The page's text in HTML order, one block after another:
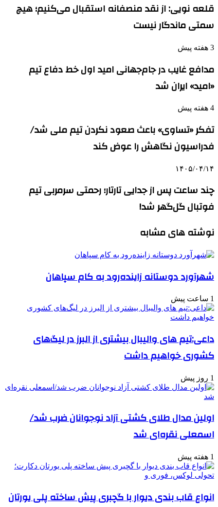
قلعه نویی: از نقد منصفانه استقبال می‌کنیم؛ هیچ
سمتی ماندگار نیست
3 هفته پیش
مدافع غایب در جام‌جهانی امید اول خط دفاع تیم
«امید» ایران شد
4 هفته پیش
تفکر «تساوی» باعث صعود نکردن تیم ملی شد/
فدراسیون نگاهش را عوض کند
۱۴۰۵/۰۴/۱۴
چند ساعت پس از جدایی تارتار؛ رحمتی سرمربی تیم
فوتبال گل‌گهر شد!
نوشته های مشابه
شهرآورد دوستانه زاینده‌رود به کام سپاهان
1 ساعت پیش
داعی:تیم های والیبال بیشتری از البرز در لیگ‌های
کشوری خواهیم داشت
1 روز پیش
اولین مدال طلای کشتی آزاد نوجوانان ضرب شد/
اسمعلی نقره‌ای شد
1 هفته پیش
انواع قاب بندی دیوار با گچبری پیش ساخته پلی یورتان